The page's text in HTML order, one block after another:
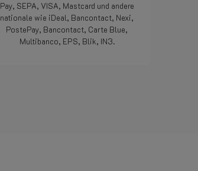
Pay, SEPA, VISA, Mastcard und andere
nationale wie iDeal, Bancontact, Nexi,
PostePay, Bancontact, Carte Blue,
Multibanco, EPS, Blik, IN3.